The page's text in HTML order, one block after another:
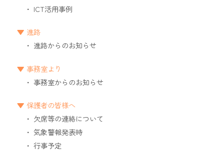
ICT活用事例
進路
進路からのお知らせ
事務室より
事務室からのお知らせ
保護者の皆様へ
欠席等の連絡について
気象警報発表時
行事予定